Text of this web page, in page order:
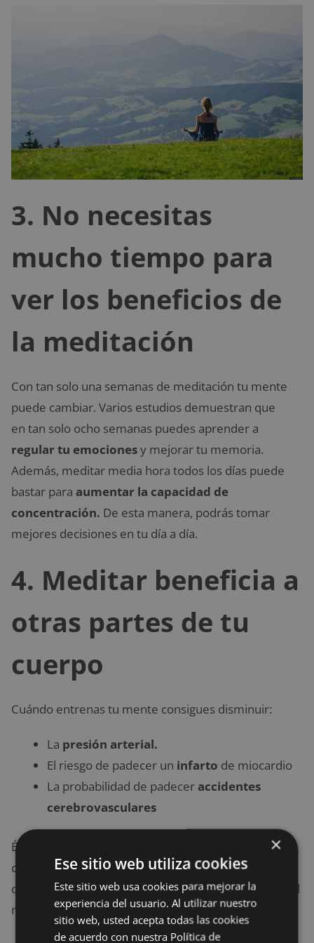
3. No necesitas
mucho tiempo para
ver los beneficios de
la meditación
Con tan solo una semanas de meditación tu mente
puede cambiar. Varios estudios demuestran que
en tan solo ocho semanas puedes aprender a
regular tu emocionesy mejorar tu memoria.
Además, meditar media hora todos los días puede
bastar para aumentar la capacidad de
concentración. De esta manera, podrás tomar
mejores decisiones en tu día a día.
4. Meditar beneficia a
otras partes de tu
cuerpo
Cuándo entrenas tu mente consigues disminuir:
La presión arterial.
El riesgo de padecer un infarto de miocardio
La probabilidad de padecer accidentes
cerebrovasculares
Ésto sucede porque la meditación posibilita que tu
cuerpo puede regular el flujo de sangre en función
de la cantidad de oxígeno que se esté utilizando en el
momento de meditar.
×
Ese sitio web utiliza cookies
Este sitio web usa cookies para mejorar la
experiencia del usuario. Al utilizar nuestro
sitio web, usted acepta todas las cookies
de acuerdo con nuestra Política de